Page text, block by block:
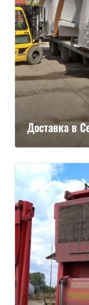
Доставка в